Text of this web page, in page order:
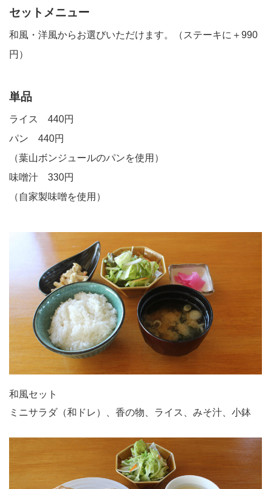
セットメニュー
和風・洋風からお選びいただけます。（ステーキに＋990
円）
単品
ライス 440円
パン 440円
（葉山ボンジュールのパンを使用）
味噌汁 330円
（自家製味噌を使用）
和風セット
ミニサラダ（和ドレ）、香の物、ライス、みそ汁、小鉢